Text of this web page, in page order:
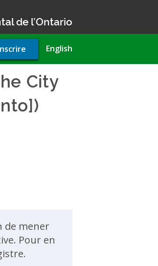
de l’Ontario
English
City
de mener
Pour en